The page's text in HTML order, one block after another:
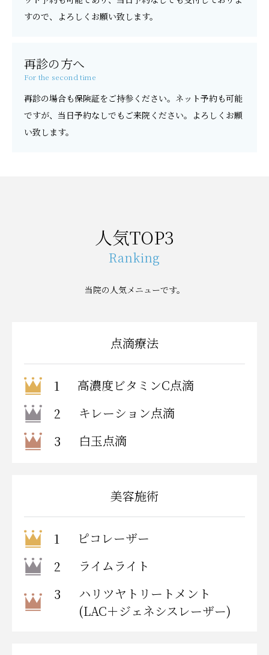
すので、よろしくお願い致します。
再診の方へ
For the second time
再診の場合も保険証をご持参ください。ネット予約も可能
ですが、当日予約なしでもご来院ください。よろしくお願
い致します。
人気TOP3
Ranking
当院の人気メニューです。
点滴療法
1
高濃度ビタミンC点滴
2
キレーション点滴
3
白玉点滴
美容施術
1
ピコレーザー
2
ライムライト
3
ハリツヤトリートメント
(LAC＋ジェネシスレーザー)